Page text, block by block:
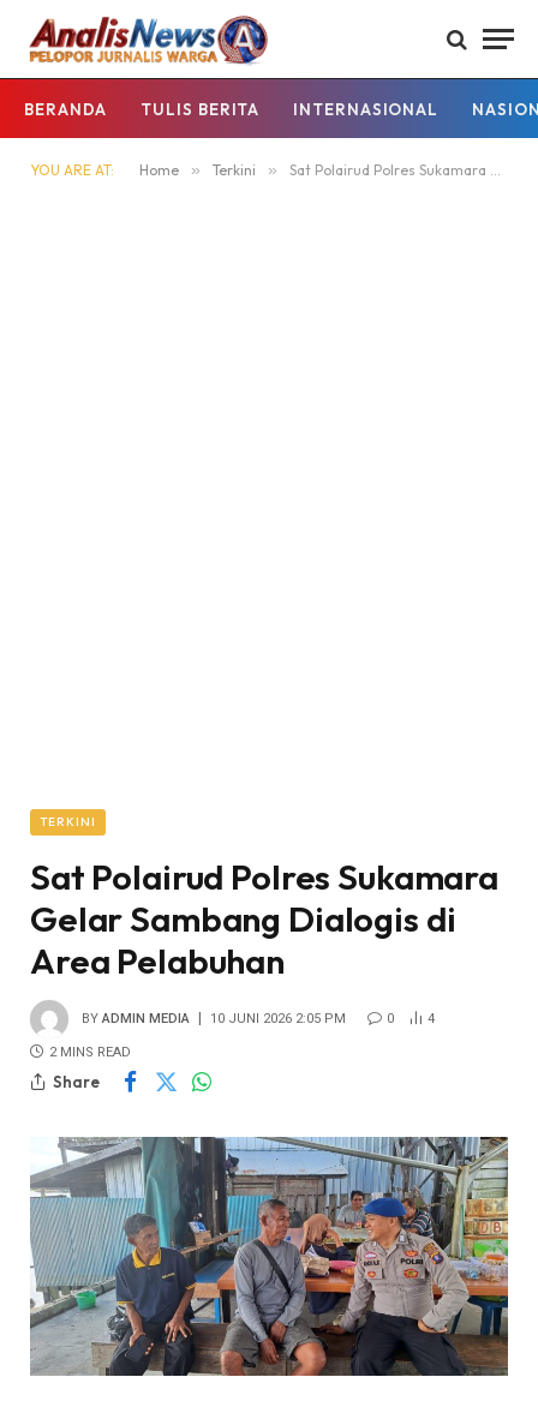
BERANDA TULIS BERITA INTERNASIONAL
YOU ARE AT: Home » Terkini » Sat Polairud Polres Sukamara Gelar Sambang Dialogis di Area Pelabuhan
TERKINI
Sat Polairud Polres Sukamara
Gelar Sambang Dialogis di
Area Pelabuhan
BY ADMIN MEDIA 10 JUNI 2026 2:05 PM 0 4
2 MINS READ
Share